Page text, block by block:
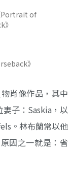
Portrait of
》
肖像作品，其中
子：Saskia，以
。林布蘭常以他
因之一就是：省